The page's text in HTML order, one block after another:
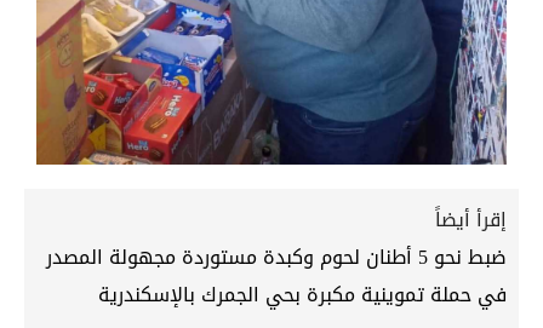
إقرأ أيضاً
ضبط نحو 5 أطنان لحوم وكبدة مستوردة مجهولة المصدر
في حملة تموينية مكبرة بحي الجمرك بالإسكندرية